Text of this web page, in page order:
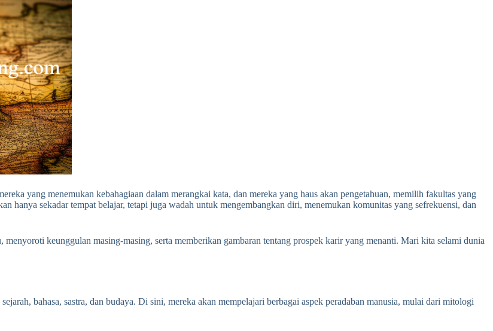
yang menemukan kebahagiaan dalam merangkai kata, dan mereka yang haus akan pengetahuan, memilih fakultas yang
hanya sekadar tempat belajar, tetapi juga wadah untuk mengembangkan diri, menemukan komunitas yang sefrekuensi, dan
keunggulan masing-masing, serta memberikan gambaran tentang prospek karir yang menanti. Mari kita selami dunia
bahasa, sastra, dan budaya. Di sini, mereka akan mempelajari berbagai aspek peradaban manusia, mulai dari mitologi